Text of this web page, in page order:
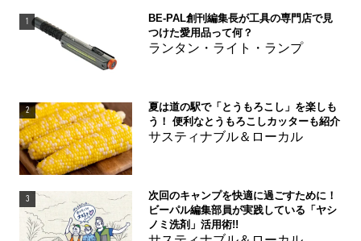
1
BE-PAL創刊編集長が工具の専門店で見
つけた愛用品って何？
ランタン・ライト・ランプ
2
夏は道の駅で「とうもろこし」を楽しも
う！ 便利なとうもろこしカッターも紹介
サスティナブル＆ローカル
3
次回のキャンプを快適に過ごすために！
ビーパル編集部員が実践している「ヤシ
ノミ洗剤」活用術!!